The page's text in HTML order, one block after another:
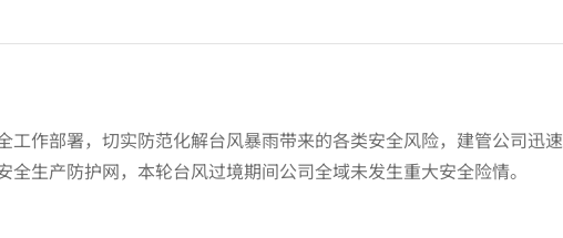
部署，切实防范化解台风暴雨带来的各类安全风险，建管公司迅
安全生产防护网，本轮台风过境期间公司全域未发生重大安全险情